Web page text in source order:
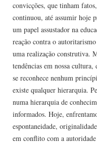
convicções, que tinham
continuou, até assumir hoje
um papel assustador na
reação contra o
uma realização construtiva.
tendências em nossa
se reconhece nenhum
existe qualquer hierarquia.
numa hierarquia de
informados. Hoje,
espontaneidade,
em conflito com a